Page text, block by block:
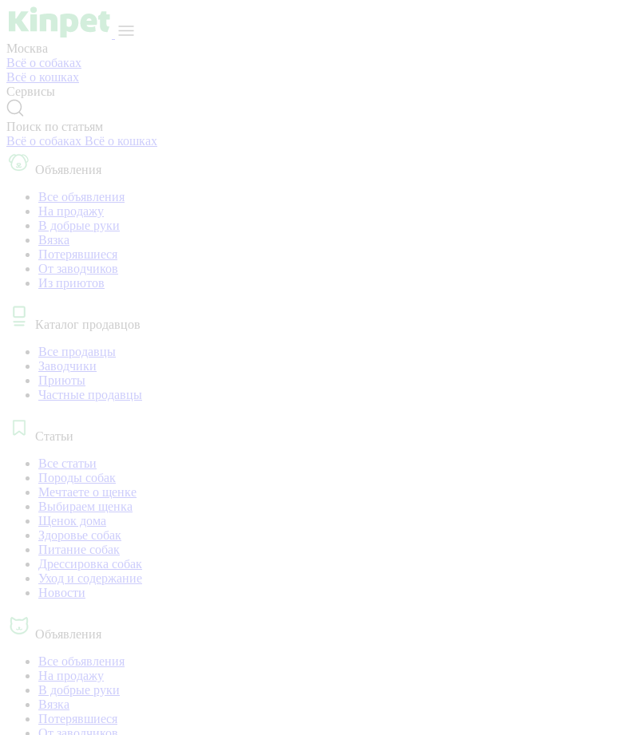
Москва
Всё о собаках
Всё о кошках
Сервисы
Поиск по статьям
Всё о собаках Всё о кошках
Объявления
Все объявления
На продажу
В добрые руки
Вязка
Потерявшиеся
От заводчиков
Из приютов
Каталог продавцов
Все продавцы
Заводчики
Приюты
Частные продавцы
Статьи
Все статьи
Породы собак
Мечтаете о щенке
Выбираем щенка
Щенок дома
Здоровье собак
Питание собак
Дрессировка собак
Уход и содержание
Новости
Объявления
Все объявления
На продажу
В добрые руки
Вязка
Потерявшиеся